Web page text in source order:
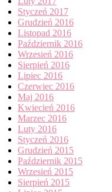
Styczeń 2017
Grudzień 2016
Listopad 2016
Październik 2016
Wrzesień 2016
Sierpień 2016
Lipiec 2016
Czerwiec 2016
Maj 2016
Kwiecień 2016
Marzec 2016
Luty 2016
Styczeń 2016
Grudzień 2015
Październik 2015
Wrzesień 2015
Sierpień 2015